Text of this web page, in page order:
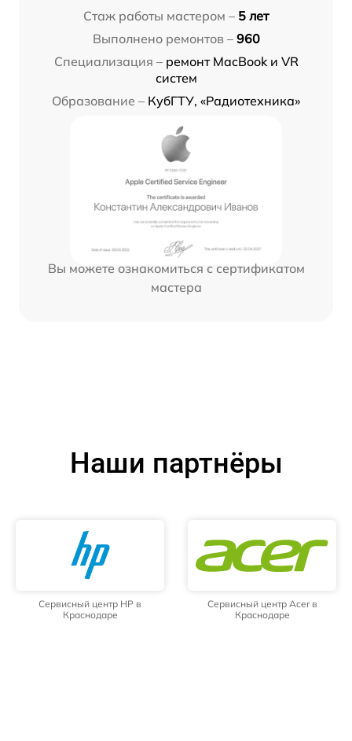
Стаж работы мастером – 5 лет
Выполнено ремонтов – 960
Специализация – ремонт MacBook и VR
систем
Образование – КубГТУ, «Радиотехника»
Вы можете ознакомиться с сертификатом
мастера
Наши партнёры
Сервисный центр HP в
Краснодаре
Сервисный центр Acer в
Краснодаре